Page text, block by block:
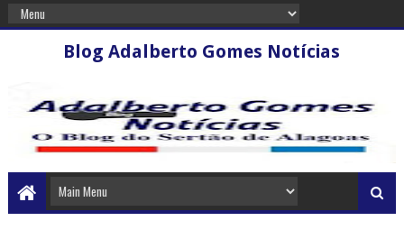
Blog Adalberto Gomes Notícias